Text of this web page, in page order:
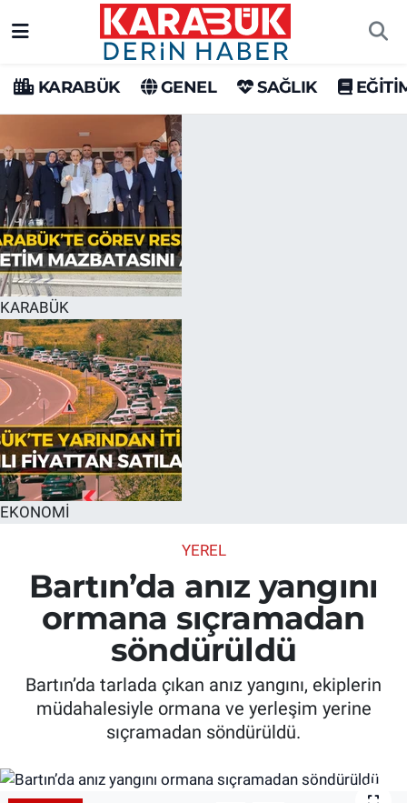
KARABÜK GENEL SAĞLIK
KARABÜK
EKONOMİ
YEREL
Bartın’da anız yangını
ormana sıçramadan
söndürüldü
Bartın’da tarlada çıkan anız yangını, ekiplerin
müdahalesiyle ormana ve yerleşim yerine
sıçramadan söndürüldü.
Karabük Hava Durumu
Karabük Trafik Yoğunluk Haritası
Süper Lig Puan Durumu ve Fikstür
Tüm Manşetler
Son Dakika Haberleri
Haber Arşivi